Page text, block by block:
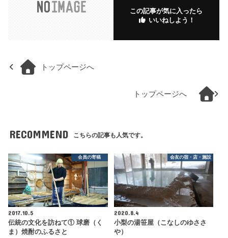
この記事が気に入ったら
いいねしよう！
トップページへ
トップページへ
RECOMMEND こちらの記事も人気です。
会員の寄稿
2017.10.5
伝統の文化を訪ねて① 球磨（く
ま）焼酎のふるさと
会友の宿・店・施設
2020.8.4
小梨の湯笹屋（こなしのゆささ
や）